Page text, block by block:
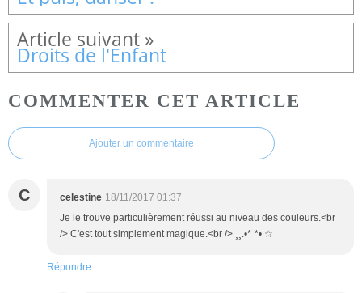
Droits de l'Enfant
COMMENTER CET ARTICLE
Ajouter un commentaire
C celestine 18/11/2017 01:37
Je le trouve particulièrement réussi au niveau des couleurs.<br
/> C'est tout simplement magique.<br /> ¸¸.•*¨*• ☆
Répondre